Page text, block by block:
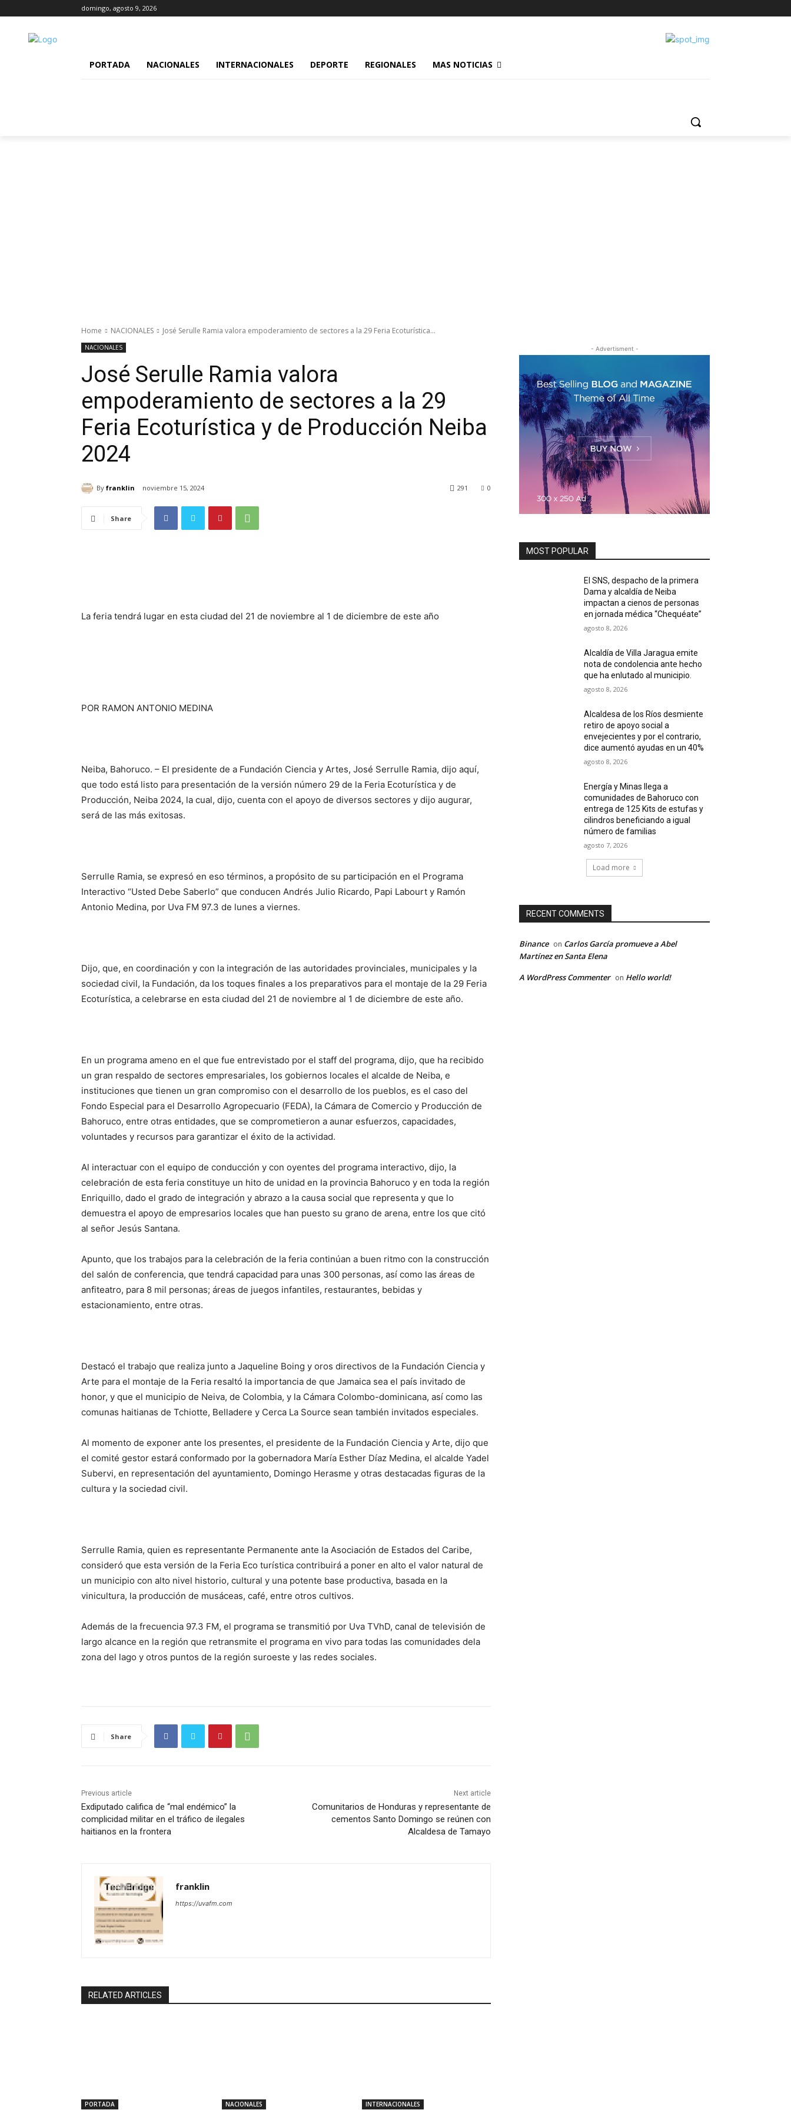
domingo, agosto 9, 2026
PORTADA NACIONALES INTERNACIONALES DEPORTE REGIONALES MAS NOTICIAS
Home NACIONALES José Serulle Ramia valora empoderamiento de sectores a la 29 Feria Ecoturística...
NACIONALES
José Serulle Ramia valora
empoderamiento de sectores a la 29
Feria Ecoturística y de Producción Neiba
2024
By franklin noviembre 15, 2024 0
291
Share
La feria tendrá lugar en esta ciudad del 21 de noviembre al 1 de diciembre de este año
POR RAMON ANTONIO MEDINA
Neiba, Bahoruco. – El presidente de a Fundación Ciencia y Artes, José Serrulle Ramia, dijo aquí,
que todo está listo para presentación de la versión número 29 de la Feria Ecoturística y de
Producción, Neiba 2024, la cual, dijo, cuenta con el apoyo de diversos sectores y dijo augurar,
será de las más exitosas.
Serrulle Ramia, se expresó en eso términos, a propósito de su participación en el Programa
Interactivo “Usted Debe Saberlo” que conducen Andrés Julio Ricardo, Papi Labourt y Ramón
Antonio Medina, por Uva FM 97.3 de lunes a viernes.
Dijo, que, en coordinación y con la integración de las autoridades provinciales, municipales y la
sociedad civil, la Fundación, da los toques finales a los preparativos para el montaje de la 29 Feria
Ecoturística, a celebrarse en esta ciudad del 21 de noviembre al 1 de diciembre de este año.
En un programa ameno en el que fue entrevistado por el staff del programa, dijo, que ha recibido
un gran respaldo de sectores empresariales, los gobiernos locales el alcalde de Neiba, e
instituciones que tienen un gran compromiso con el desarrollo de los pueblos, es el caso del
Fondo Especial para el Desarrollo Agropecuario (FEDA), la Cámara de Comercio y Producción de
Bahoruco, entre otras entidades, que se comprometieron a aunar esfuerzos, capacidades,
voluntades y recursos para garantizar el éxito de la actividad.
Al interactuar con el equipo de conducción y con oyentes del programa interactivo, dijo, la
celebración de esta feria constituye un hito de unidad en la provincia Bahoruco y en toda la región
Enriquillo, dado el grado de integración y abrazo a la causa social que representa y que lo
demuestra el apoyo de empresarios locales que han puesto su grano de arena, entre los que citó
al señor Jesús Santana.
Apunto, que los trabajos para la celebración de la feria continúan a buen ritmo con la construcción
del salón de conferencia, que tendrá capacidad para unas 300 personas, así como las áreas de
anfiteatro, para 8 mil personas; áreas de juegos infantiles, restaurantes, bebidas y
estacionamiento, entre otras.
Destacó el trabajo que realiza junto a Jaqueline Boing y oros directivos de la Fundación Ciencia y
Arte para el montaje de la Feria resaltó la importancia de que Jamaica sea el país invitado de
honor, y que el municipio de Neiva, de Colombia, y la Cámara Colombo-dominicana, así como las
comunas haitianas de Tchiotte, Belladere y Cerca La Source sean también invitados especiales.
Al momento de exponer ante los presentes, el presidente de la Fundación Ciencia y Arte, dijo que
el comité gestor estará conformado por la gobernadora María Esther Díaz Medina, el alcalde Yadel
Subervi, en representación del ayuntamiento, Domingo Herasme y otras destacadas figuras de la
cultura y la sociedad civil.
Serrulle Ramia, quien es representante Permanente ante la Asociación de Estados del Caribe,
consideró que esta versión de la Feria Eco turística contribuirá a poner en alto el valor natural de
un municipio con alto nivel historio, cultural y una potente base productiva, basada en la
vinicultura, la producción de musáceas, café, entre otros cultivos.
Además de la frecuencia 97.3 FM, el programa se transmitió por Uva TVhD, canal de televisión de
largo alcance en la región que retransmite el programa en vivo para todas las comunidades dela
zona del lago y otros puntos de la región suroeste y las redes sociales.
Share
Previous article
Exdiputado califica de “mal endémico” la
complicidad militar en el tráfico de ilegales
haitianos en la frontera
Next article
Comunitarios de Honduras y representante de
cementos Santo Domingo se reúnen con
Alcaldesa de Tamayo
franklin
https://uvafm.com
RELATED ARTICLES
PORTADA NACIONALES INTERNACIONALES
- Advertisment -
MOST POPULAR
El SNS, despacho de la primera
Dama y alcaldía de Neiba
impactan a cienos de personas
en jornada médica “Chequéate”
agosto 8, 2026
Alcaldía de Villa Jaragua emite
nota de condolencia ante hecho
que ha enlutado al municipio.
agosto 8, 2026
Alcaldesa de los Ríos desmiente
retiro de apoyo social a
envejecientes y por el contrario,
dice aumentó ayudas en un 40%
agosto 8, 2026
Energía y Minas llega a
comunidades de Bahoruco con
entrega de 125 Kits de estufas y
cilindros beneficiando a igual
número de familias
agosto 7, 2026
Load more
RECENT COMMENTS
Binance on Carlos García promueve a Abel
Martínez en Santa Elena
A WordPress Commenter on Hello world!